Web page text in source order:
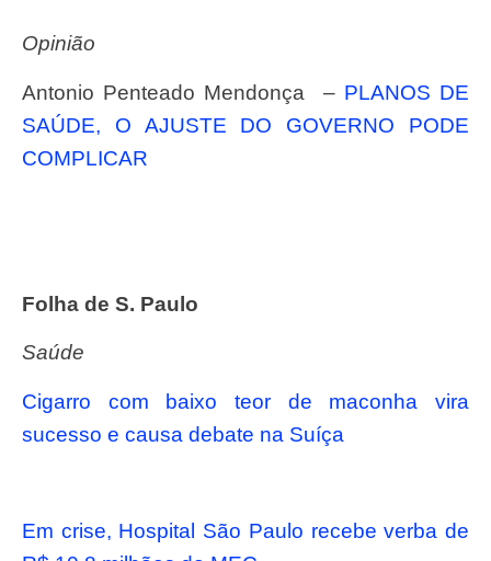
Opinião
Antonio Penteado Mendonça – PLANOS DE
SAÚDE, O AJUSTE DO GOVERNO PODE
COMPLICAR
Folha de S. Paulo
Saúde
Cigarro com baixo teor de maconha vira
sucesso e causa debate na Suíça
Em crise, Hospital São Paulo recebe verba de